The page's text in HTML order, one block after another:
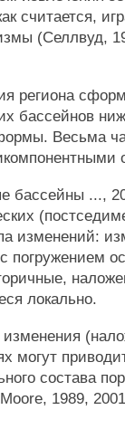
считается,
(Селлвуд,
региона
бассейнов
Весьма
бассейны ...,
изменений:
погружением
локально.
могут
состава
1989,